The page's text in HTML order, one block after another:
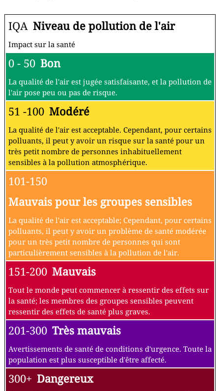
IQA Niveau de pollution de l'air
Impact sur la santé
0 - 50 Bon
La qualité de l'air est jugée satisfaisante, et la pollution de
l'air pose peu ou pas de risque.
51 -100 Modéré
La qualité de l'air est acceptable. Cependant, pour certains
polluants, il peut y avoir un risque sur la santé pour un
très petit nombre de personnes inhabituellement
sensibles à la pollution atmosphérique.
101-150
Mauvais pour les groupes sensibles
La qualité de l'air est acceptable; Cependant, pour certains
polluants, il peut y avoir un problème de santé modérée
pour un très petit nombre de personnes qui sont
particulièrement sensibles à la pollution de l'air.
151-200 Mauvais
Tout le monde peut commencer à ressentir des effets sur
la santé; les membres des groupes sensibles peuvent
ressentir des effets de santé plus graves.
201-300 Très mauvais
Avertissements de santé de conditions d'urgence. Toute la
population est plus susceptible d'être affecté.
300+ Dangereux